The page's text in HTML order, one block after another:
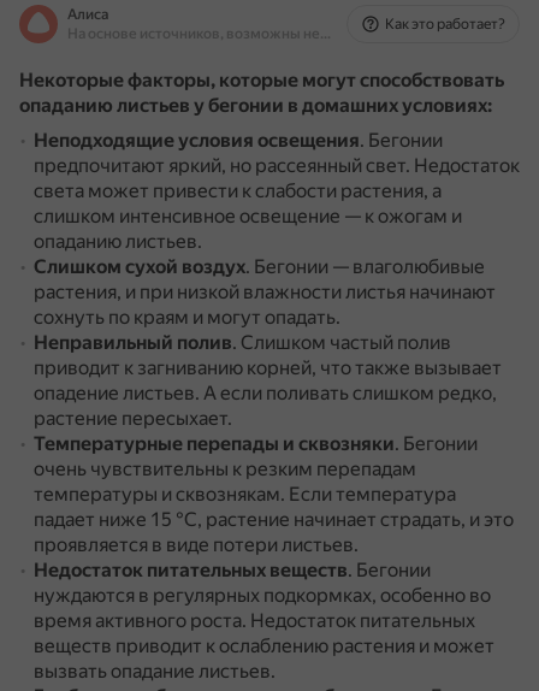
Алиса
На основе источников, возможны неточности
Как это работает?
Некоторые факторы, которые могут способствовать
опаданию листьев у бегонии в домашних условиях:
Неподходящие условия освещения. Бегонии
предпочитают яркий, но рассеянный свет. Недостаток
света может привести к слабости растения, а
слишком интенсивное освещение — к ожогам и
опаданию листьев.
Слишком сухой воздух. Бегонии — влаголюбивые
растения, и при низкой влажности листья начинают
сохнуть по краям и могут опадать.
Неправильный полив. Слишком частый полив
приводит к загниванию корней, что также вызывает
опадение листьев. А если поливать слишком редко,
растение пересыхает.
Температурные перепады и сквозняки. Бегонии
очень чувствительны к резким перепадам
температуры и сквознякам. Если температура
падает ниже 15 °C, растение начинает страдать, и это
проявляется в виде потери листьев.
Недостаток питательных веществ. Бегонии
нуждаются в регулярных подкормках, особенно во
время активного роста. Недостаток питательных
веществ приводит к ослаблению растения и может
вызвать опадание листьев.